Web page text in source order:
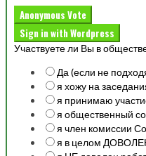
Anonymous Vote
Sign in with Wordpress
Участвуете ли Вы в
Да (если не
я хожу на
я принимаю
я общественный
я член комиссии
я в целом